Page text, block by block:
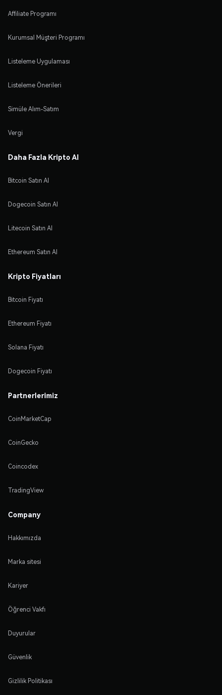
Affiliate Programı
Kurumsal Müşteri Programı
Listeleme Uygulaması
Listeleme Önerileri
Simüle Alım-Satım
Vergi
Daha Fazla Kripto Al
Bitcoin Satın Al
Dogecoin Satın Al
Litecoin Satın Al
Ethereum Satın Al
Kripto Fiyatları
Bitcoin Fiyatı
Ethereum Fiyatı
Solana Fiyatı
Dogecoin Fiyatı
Partnerlerimiz
CoinMarketCap
CoinGecko
Coincodex
TradingView
Company
Hakkımızda
Marka sitesi
Kariyer
Öğrenci Vakfı
Duyurular
Güvenlik
Gizlilik Politikası